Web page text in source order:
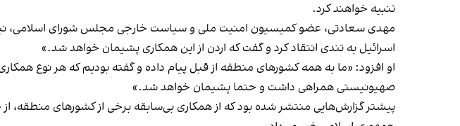
تنبیه خواهند کرد.
مهدی سعادتی، عضو کمیسیون امنیت ملی و سیاست خارجی مجلس شورای اسلامی، نیز
اسرائیل به تندی انتقاد کرد و گفت که اردن از این همکاری پشیمان خواهد شد.»
او افزود: «ما به همه کشورهای منطقه از قبل پیام داده و گفته بودیم که هر نوع
صهیونیستی همراهی داشت و حتما پشیمان خواهد شد.»
پیشتر گزارش‌هایی منتشر شده بود که از همکاری بی‌سابقه برخی از کشورهای منطقه،